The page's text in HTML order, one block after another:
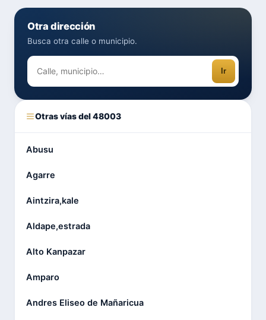
Otra dirección
Busca otra calle o municipio.
Ir
Otras vías del 48003
Abusu
Agarre
Aintzira,kale
Aldape,estrada
Alto Kanpazar
Amparo
Andres Eliseo de Mañaricua